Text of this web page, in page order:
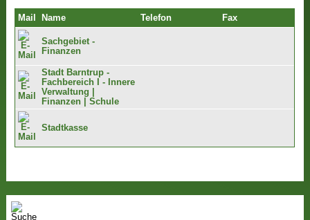
Mail Name Telefon Fax
Sachgebiet -
Finanzen
Stadt Barntrup -
Fachbereich I - Innere
Verwaltung |
Finanzen | Schule
Stadtkasse